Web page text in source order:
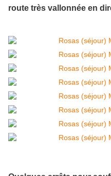
route très vallonnée en